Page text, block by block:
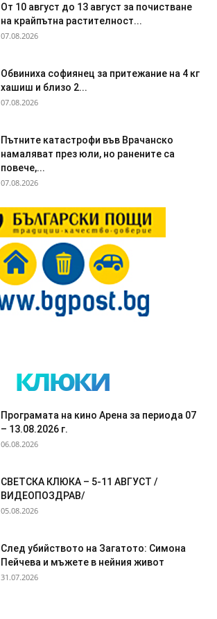
От 10 август до 13 август за почистване
на крайпътна растителност...
07.08.2026
Обвиниха софиянец за притежание на 4 кг
хашиш и близо 2...
07.08.2026
Пътните катастрофи във Врачанско
намаляват през юли, но ранените са
повече,...
07.08.2026
клюки
Програмата на кино Арена за периода 07
– 13.08.2026 г.
06.08.2026
СВЕТСКА КЛЮКА – 5-11 АВГУСТ /
ВИДЕОПОЗДРАВ/
05.08.2026
След убийството на Загатото: Симона
Пейчева и мъжете в нейния живот
31.07.2026